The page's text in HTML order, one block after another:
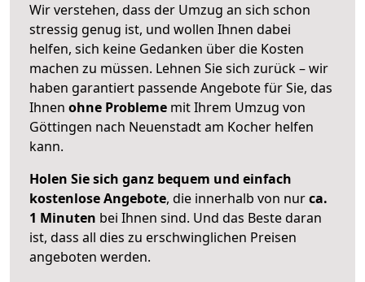
Wir verstehen, dass der Umzug an sich schon
stressig genug ist, und wollen Ihnen dabei
helfen, sich keine Gedanken über die Kosten
machen zu müssen. Lehnen Sie sich zurück – wir
haben garantiert passende Angebote für Sie, das
Ihnen ohne Probleme mit Ihrem Umzug von
Göttingen nach Neuenstadt am Kocher helfen
kann.
Holen Sie sich ganz bequem und einfach
kostenlose Angebote, die innerhalb von nurca.
1 Minuten bei Ihnen sind. Und das Beste daran
ist, dass all dies zu erschwinglichen Preisen
angeboten werden.